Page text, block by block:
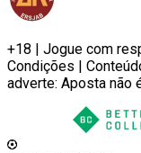
+18 | Jogue com
Condições |
adverte: Aposta não